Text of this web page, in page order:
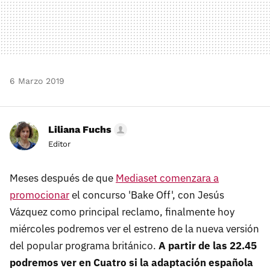
6 Marzo 2019
Liliana Fuchs
Editor
Meses después de que Mediaset comenzara a
promocionarel concurso 'Bake Off', con Jesús
Vázquez como principal reclamo, finalmente hoy
miércoles podremos ver el estreno de la nueva versión
del popular programa británico. A partir de las 22.45
podremos ver en Cuatro si la adaptación española